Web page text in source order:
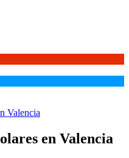
Valencia
en Valencia